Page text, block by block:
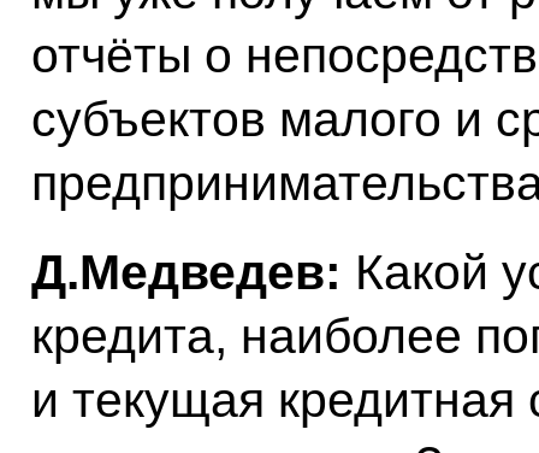
отчёты о
субъектов малого и
Д.Медведев: Какой
кредита, наиболее
и текущая кредитная